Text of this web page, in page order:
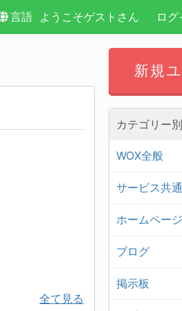
言語 ようこそゲストさん ログ
全て見る
新規
カテゴリー別
WOX全般
サービス共通
ホームページ
ブログ
掲示板